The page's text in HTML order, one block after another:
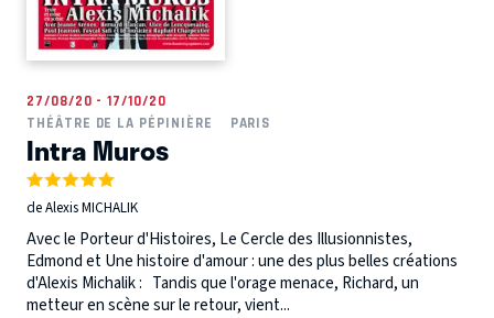
27/08/20 - 17/10/20
THÉÂTRE DE LA PÉPINIÈRE
PARIS
Intra Muros
de Alexis MICHALIK
Avec le Porteur d'Histoires, Le Cercle des Illusionnistes,
Edmond et Une histoire d'amour : une des plus belles créations
d'Alexis Michalik : Tandis que l'orage menace, Richard, un
metteur en scène sur le retour, vient...